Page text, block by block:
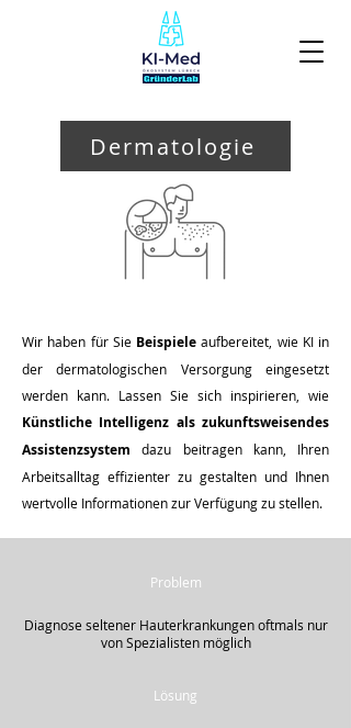
Dermatologie
Wir haben für Sie Beispiele aufbereitet, wie KI in
der dermatologischen Versorgung eingesetzt
werden kann. Lassen Sie sich inspirieren, wie
Künstliche Intelligenz als zukunftsweisendes
Assistenzsystem dazu beitragen kann, Ihren
Arbeitsalltag effizienter zu gestalten und Ihnen
wertvolle Informationen zur Verfügung zu stellen.
Problem
Diagnose seltener Hauterkrankungen oftmals nur
von Spezialisten möglich
Lösung